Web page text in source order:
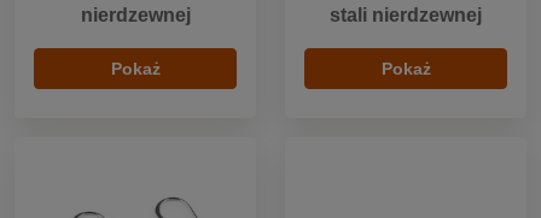
nierdzewnej
Pokaż
stali nierdzewnej
Pokaż